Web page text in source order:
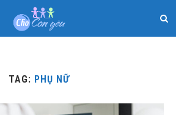
TAG: PHỤ NỮ